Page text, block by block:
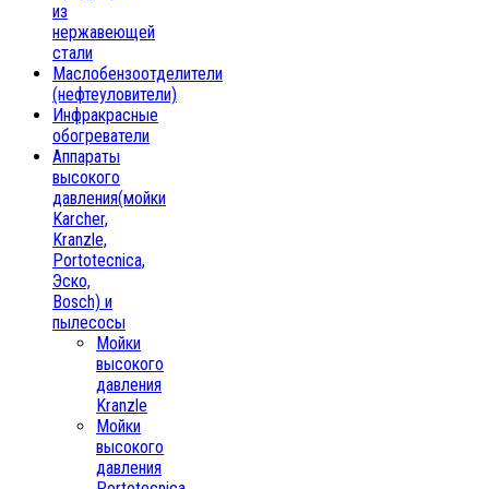
из
нержавеющей
стали
Маслобензоотделители
(нефтеуловители)
Инфракрасные
обогреватели
Аппараты
высокого
давления(мойки
Karcher,
Kranzle,
Portotecnica,
Эско,
Bosch) и
пылесосы
Мойки
высокого
давления
Kranzle
Мойки
высокого
давления